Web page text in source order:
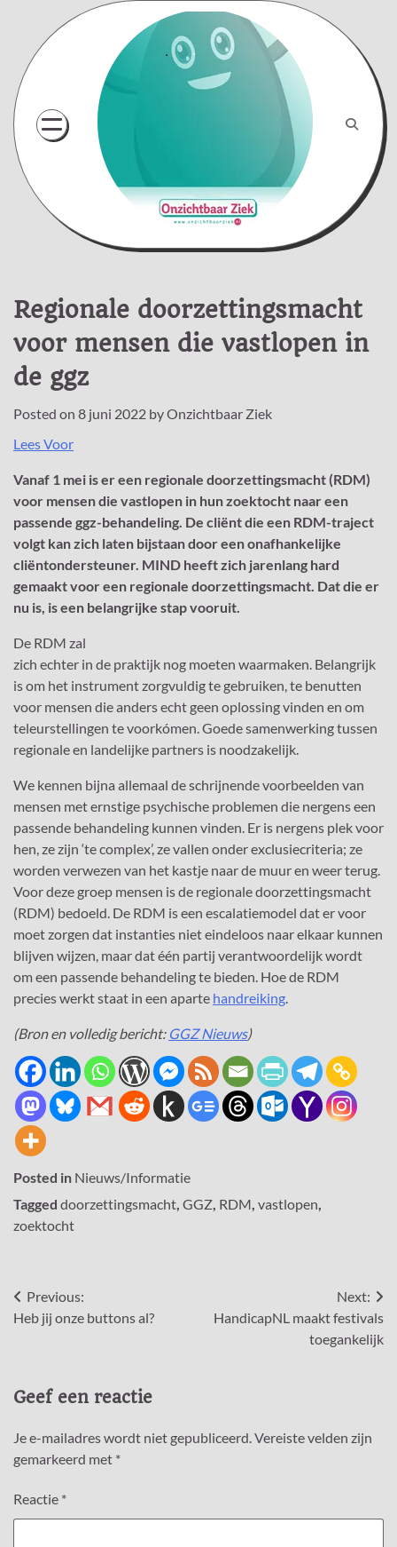
content
Regionale doorzettingsmacht
voor mensen die vastlopen in
de ggz
Posted on 8 juni 2022 byOnzichtbaar Ziek
Lees Voor
Vanaf 1 mei is er een regionale doorzettingsmacht (RDM)
voor mensen die vastlopen in hun zoektocht naar een
passende ggz-behandeling. De cliënt die een RDM-traject
volgt kan zich laten bijstaan door een onafhankelijke
cliëntondersteuner. MIND heeft zich jarenlang hard
gemaakt voor een regionale doorzettingsmacht. Dat die er
nu is, is een belangrijke stap vooruit.
De RDM zal
zich echter in de praktijk nog moeten waarmaken. Belangrijk
is om het instrument zorgvuldig te gebruiken, te benutten
voor mensen die anders echt geen oplossing vinden en om
teleurstellingen te voorkómen. Goede samenwerking tussen
regionale en landelijke partners is noodzakelijk.
We kennen bijna allemaal de schrijnende voorbeelden van
mensen met ernstige psychische problemen die nergens een
passende behandeling kunnen vinden. Er is nergens plek voor
hen, ze zijn ‘te complex’, ze vallen onder exclusiecriteria; ze
worden verwezen van het kastje naar de muur en weer terug.
Voor deze groep mensen is de regionale doorzettingsmacht
(RDM) bedoeld. De RDM is een escalatiemodel dat er voor
moet zorgen dat instanties niet eindeloos naar elkaar kunnen
blijven wijzen, maar dat één partij verantwoordelijk wordt
om een passende behandeling te bieden. Hoe de RDM
precies werkt staat in een aparte handreiking.
(Bron en volledig bericht: GGZ Nieuws)
Posted in Nieuws/Informatie
Tagged doorzettingsmacht, GGZ, RDM, vastlopen,
zoektocht
Bericht
navigatie
Previous:
Heb jij onze buttons al?
Next:
HandicapNL maakt festivals
toegankelijk
Geef een reactie
Je e-mailadres wordt niet gepubliceerd.Vereiste velden zijn
gemarkeerd met *
Reactie *